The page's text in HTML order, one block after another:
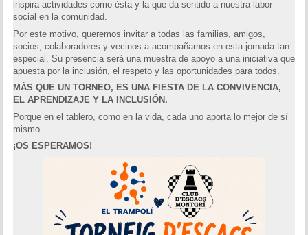
inspira actividades como ésta y la que da sentido a nuestra labor
social en la comunidad.
Por este motivo, queremos invitar a todas las familias, amigos,
socios, colaboradores y vecinos a acompañarnos en esta jornada tan
especial. Su presencia será una muestra de apoyo a una iniciativa que
apuesta por la inclusión, el respeto y las oportunidades para todos.
MÁS QUE UN TORNEO, ES UNA FIESTA DE LA CONVIVENCIA,
EL APRENDIZAJE Y LA INCLUSIÓN.
Porque en el tablero, como en la vida, cada uno aporta lo mejor de sí
mismo.
¡OS ESPERAMOS!